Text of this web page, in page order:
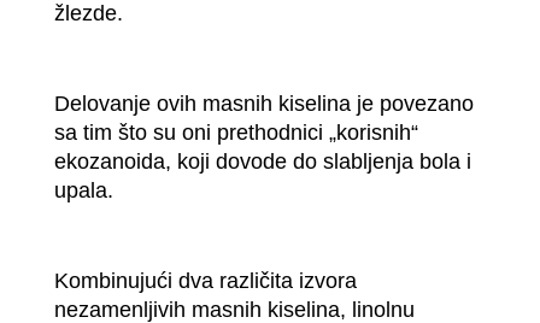
žlezde.
Delovanje ovih masnih kiselina je povezano
sa tim što su oni prethodnici „korisnih“
ekozanoida, koji dovode do slabljenja bola i
upala.
Kombinujući dva različita izvora
nezamenljivih masnih kiselina, linolnu